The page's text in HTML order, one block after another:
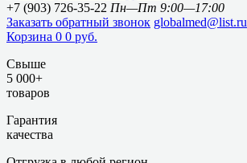
+7 (903) 726-35-22 Пн—Пт 9:00—17:00
Заказать обратный звонок globalmed@list.ru
Корзина 0 0 руб.
Свыше
5 000+
товаров
Гарантия
качества